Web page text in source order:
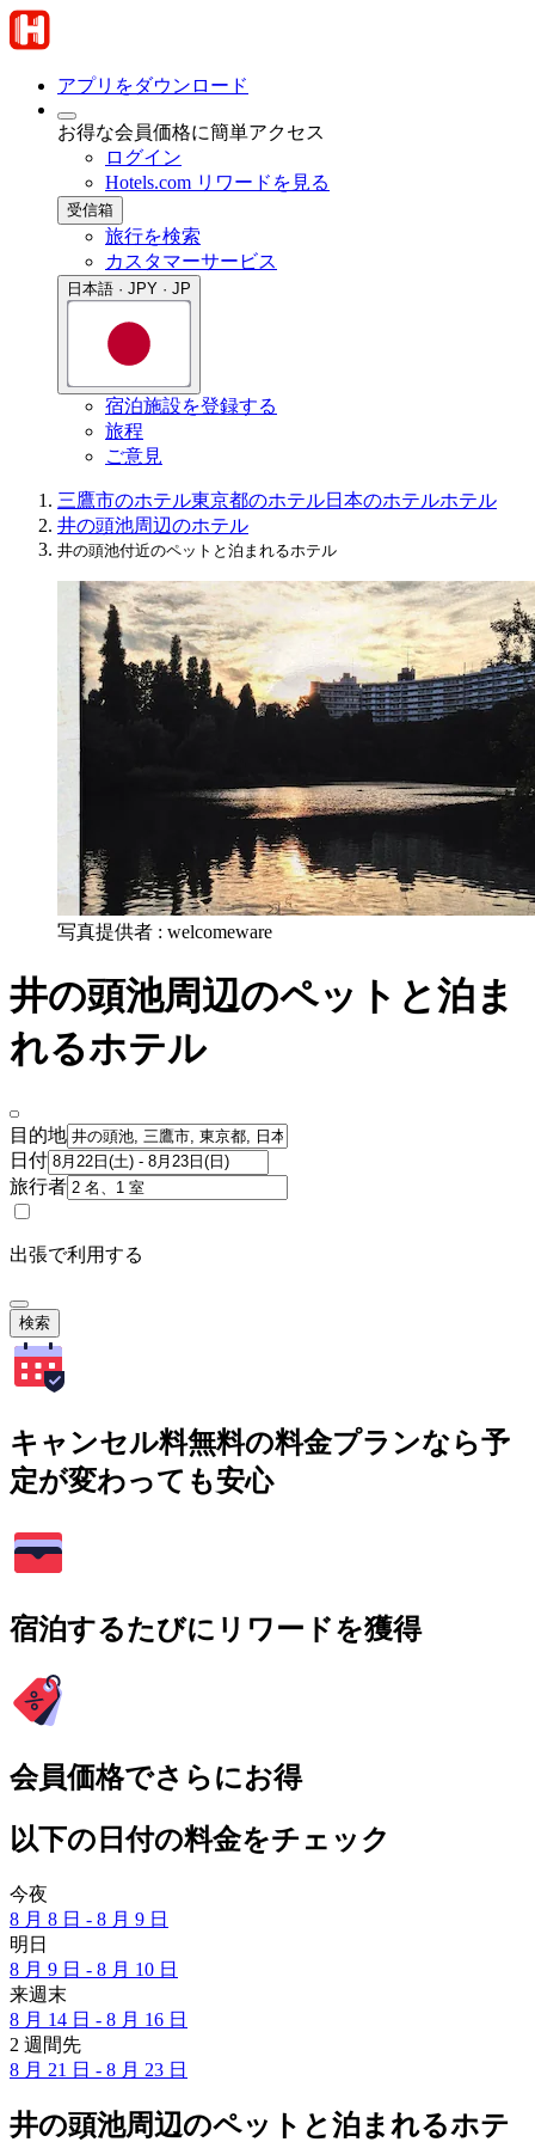
アプリをダウンロード
お得な会員価格に簡単アクセス
ログイン
Hotels.com リワードを見る
受信箱
旅行を検索
カスタマーサービス
日本語 · JPY · JP
宿泊施設を登録する
旅程
ご意見
三鷹市のホテル東京都のホテル日本のホテルホテル
井の頭池周辺のホテル
井の頭池付近のペットと泊まれるホテル
写真提供者 : welcomeware
井の頭池周辺のペットと泊ま
れるホテル
目的地
日付
旅行者
出張で利用する
検索
キャンセル料無料の料金プランなら予
定が変わっても安心
宿泊するたびにリワードを獲得
会員価格でさらにお得
以下の日付の料金をチェック
今夜
8 月 8 日 - 8 月 9 日
明日
8 月 9 日 - 8 月 10 日
来週末
8 月 14 日 - 8 月 16 日
2 週間先
8 月 21 日 - 8 月 23 日
井の頭池周辺のペットと泊まれるホテ